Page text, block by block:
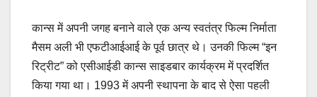
कान्स में अपनी जगह बनाने वाले एक अन्य स्वतंत्र फिल्म निर्माता
मैसम अली भी एफटीआईआई के पूर्व छात्र थे। उनकी फिल्म “इन
रिट्रीट” को एसीआईडी कान्स साइडबार कार्यक्रम में प्रदर्शित
किया गया था। 1993 में अपनी स्थापना के बाद से ऐसा पहली